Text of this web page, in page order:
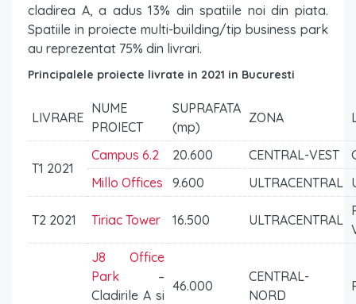
cladirea A, a adus 13% din spatiile noi din piata.
Spatiile in proiecte multi-building/tip business park
au reprezentat 75% din livrari.
Principalele proiecte livrate in 2021 in Bucuresti
LIVRARE
NUME
PROIECT
SUPRAFATA
(mp)
ZONA
T1 2021
Campus 6.2 20.600 CENTRAL-VEST
Millo Offices
9.600 ULTRACENTRAL
T2 2021 Tiriac Tower 16.500 ULTRACENTRAL
J8 Office
Park –
Cladirile A si
46.000
CENTRAL-
NORD